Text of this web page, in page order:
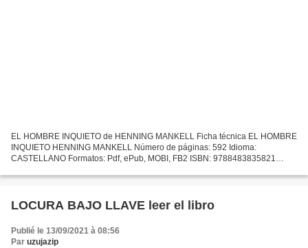
EL HOMBRE INQUIETO de HENNING MANKELL Ficha técnica EL HOMBRE
INQUIETO HENNING MANKELL Número de páginas: 592 Idioma:
CASTELLANO Formatos: Pdf, ePub, MOBI, FB2 ISBN: 9788483835821
gratis...
LOCURA BAJO LLAVE leer el libro
Publié le 13/09/2021 à 08:56
Par uzujazip